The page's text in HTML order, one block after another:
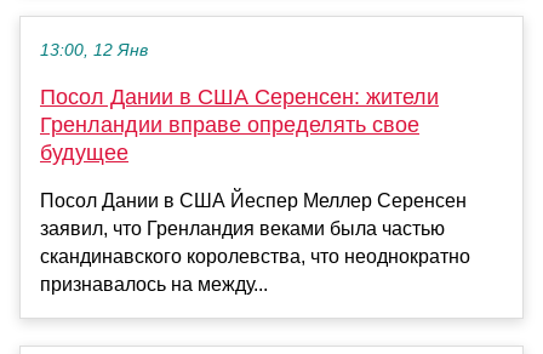
13:00, 12 Янв
Посол Дании в США Серенсен: жители
Гренландии вправе определять свое
будущее
Посол Дании в США Йеспер Меллер Серенсен
заявил, что Гренландия веками была частью
скандинавского королевства, что неоднократно
признавалось на между...